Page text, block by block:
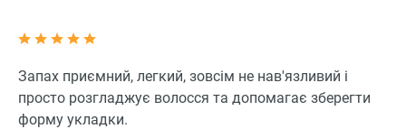
Запах приємний, легкий, зовсім не нав'язливий і
просто розгладжує волосся та допомагає зберегти
форму укладки.